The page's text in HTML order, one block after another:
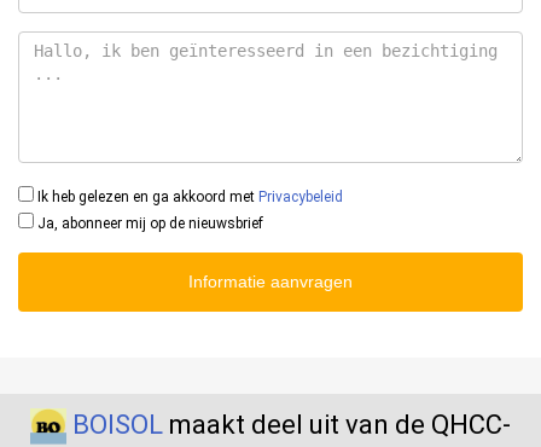
Ik heb gelezen en ga akkoord met Privacybeleid
Ja, abonneer mij op de nieuwsbrief
Informatie aanvragen
BOISOL maakt deel uit van de QHCC-